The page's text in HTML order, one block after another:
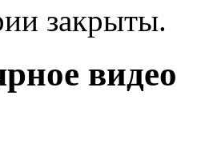
закрыты.
видео